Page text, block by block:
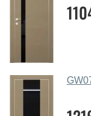
Які
дверних полотен
кожного